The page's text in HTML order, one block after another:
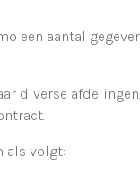
een aantal
diverse
als volgt: